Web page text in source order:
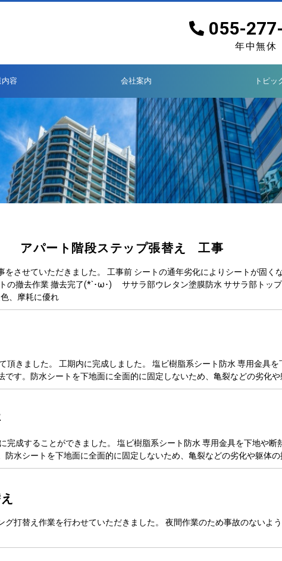
055-
年中無休
容 会社案内 トピッ
段ステップ張替え 工事
させていただきました。 工事前 シートの通年劣化によりシートが固く
の撤去作業 撤去完了(*`･ω･)ゞ ササラ部ウレタン塗膜防水 ササラ部トッ
、摩耗に優れ
頂きました。 工期内に完成しました。 塩ビ樹脂系シート防水 専用金具
す。防水シートを下地面に全面的に固定しないため、亀裂などの劣化
完成することができました。 塩ビ樹脂系シート防水 専用金具を下地や
水シートを下地面に全面的に固定しないため、亀裂などの劣化や躯体
打替え作業を行わせていただきました。 夜間作業のため事故のないよ